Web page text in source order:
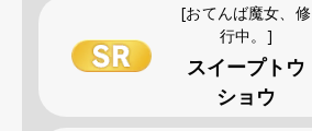
[おてんば魔女、修
行中。]
スイープトウ
ショウ